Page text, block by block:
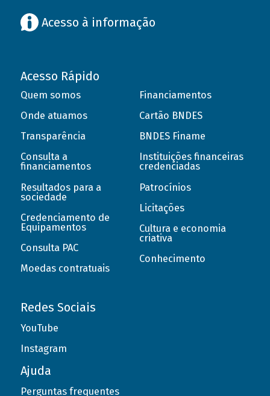
Acesso à informação
Acesso Rápido
Quem somos
Onde atuamos
Transparência
Consulta a
financiamentos
Resultados para a
sociedade
Credenciamento de
Equipamentos
Consulta PAC
Moedas contratuais
Financiamentos
Cartão BNDES
BNDES Finame
Instituições financeiras
credenciadas
Patrocínios
Licitações
Cultura e economia
criativa
Conhecimento
Redes Sociais
YouTube
Instagram
Ajuda
Perguntas frequentes